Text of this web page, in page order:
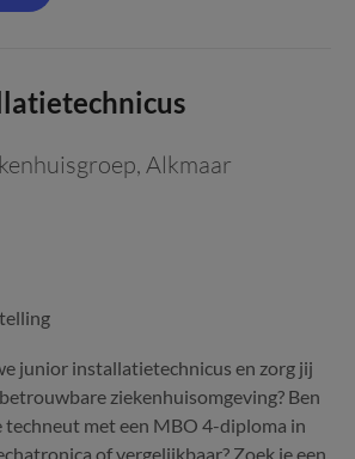
, Alkmaar
junior installatietechnicus en zorg jij
ziekenhuisomgeving? Ben
techneut met een MBO 4-diploma in
of vergelijkbaar? Zoek je een